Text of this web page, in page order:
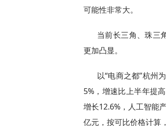
可能性非常大。
当前长三角、珠三
更加凸显。
以“电商之都”杭州
5%，增速比上半年提
增长12.6%，人工智能
亿元，按可比价格计算